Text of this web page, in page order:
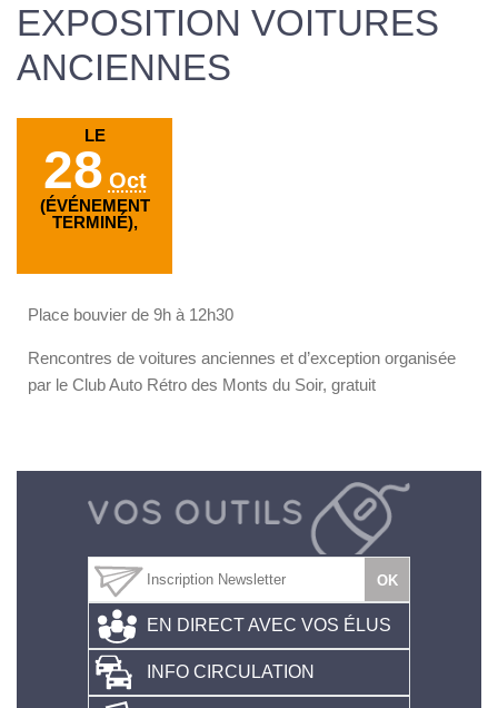
EXPOSITION VOITURES
ANCIENNES
LE
28 Oct
(ÉVÉNEMENT
TERMINÉ),
Place bouvier de 9h à 12h30
Rencontres de voitures anciennes et d’exception organisée
par le Club Auto Rétro des Monts du Soir, gratuit
EN DIRECT AVEC VOS ÉLUS
INFO CIRCULATION